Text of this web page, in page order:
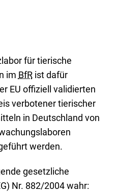
für tierische
im BfRist dafür
EU offiziell validierten
verbotener tierischer
in Deutschland von
werden.
gesetzliche
Nr. 882/2004 wahr: